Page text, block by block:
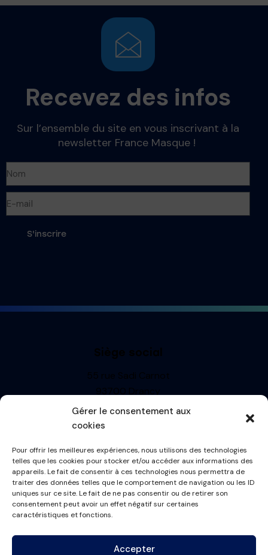
Gérer le consentement aux
cookies
Pour offrir les meilleures expériences, nous utilisons des technologies
telles que les cookies pour stocker et/ou accéder aux informations des
appareils. Le fait de consentir à ces technologies nous permettra de
traiter des données telles que le comportement de navigation ou les ID
uniques sur ce site. Le fait de ne pas consentir ou de retirer son
consentement peut avoir un effet négatif sur certaines
caractéristiques et fonctions.
Accepter
Recevez des infos
Sur l’ensemble du site en vous inscrivant à la
newsletter France Masque !
S'inscrire
Siège social
55 rue Sadi Carnot
93700 Drancy
Siren : 499710697
TVA: FR13499710697
Informations
Mentions Légales
Politique de cookies
Conditions générales